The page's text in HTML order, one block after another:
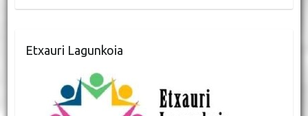
Etxauri Lagunkoia